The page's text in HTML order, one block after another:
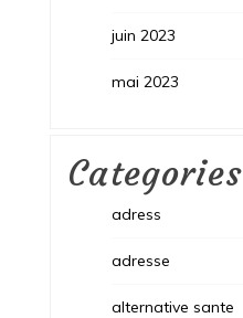
juin 2023
mai 2023
Categories
adress
adresse
alternative sante